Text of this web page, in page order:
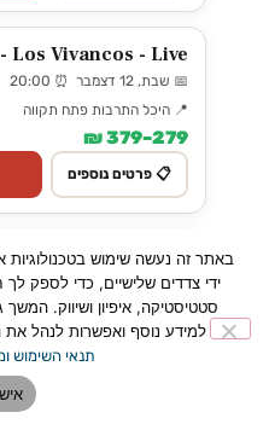
Los Vivancos - Live - לוס ויונקוס
📅 שבת, 12 דצמבר ⏰ 20:00
📍 היכל התרבות פתח תקווה
279–379 ₪
📋 פרטים נוספים
Buenos Aires
📅 ראשון, 17 ינואר ⏰ 20:00
📍 היכל התרבות פתח תקווה
ידי צדדים שלישיים, כדי לספק לך
סטטיסטיקה, איפיון ושיווק.
למידע נוסף ואפשרות לנהל
תנאי השימוש